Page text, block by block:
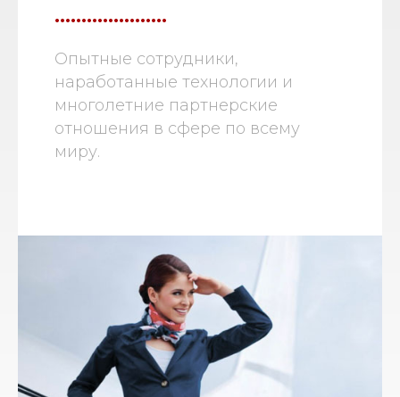
.....................
Опытные сотрудники,
наработанные технологии и
многолетние партнерские
отношения в сфере по всему
миру.